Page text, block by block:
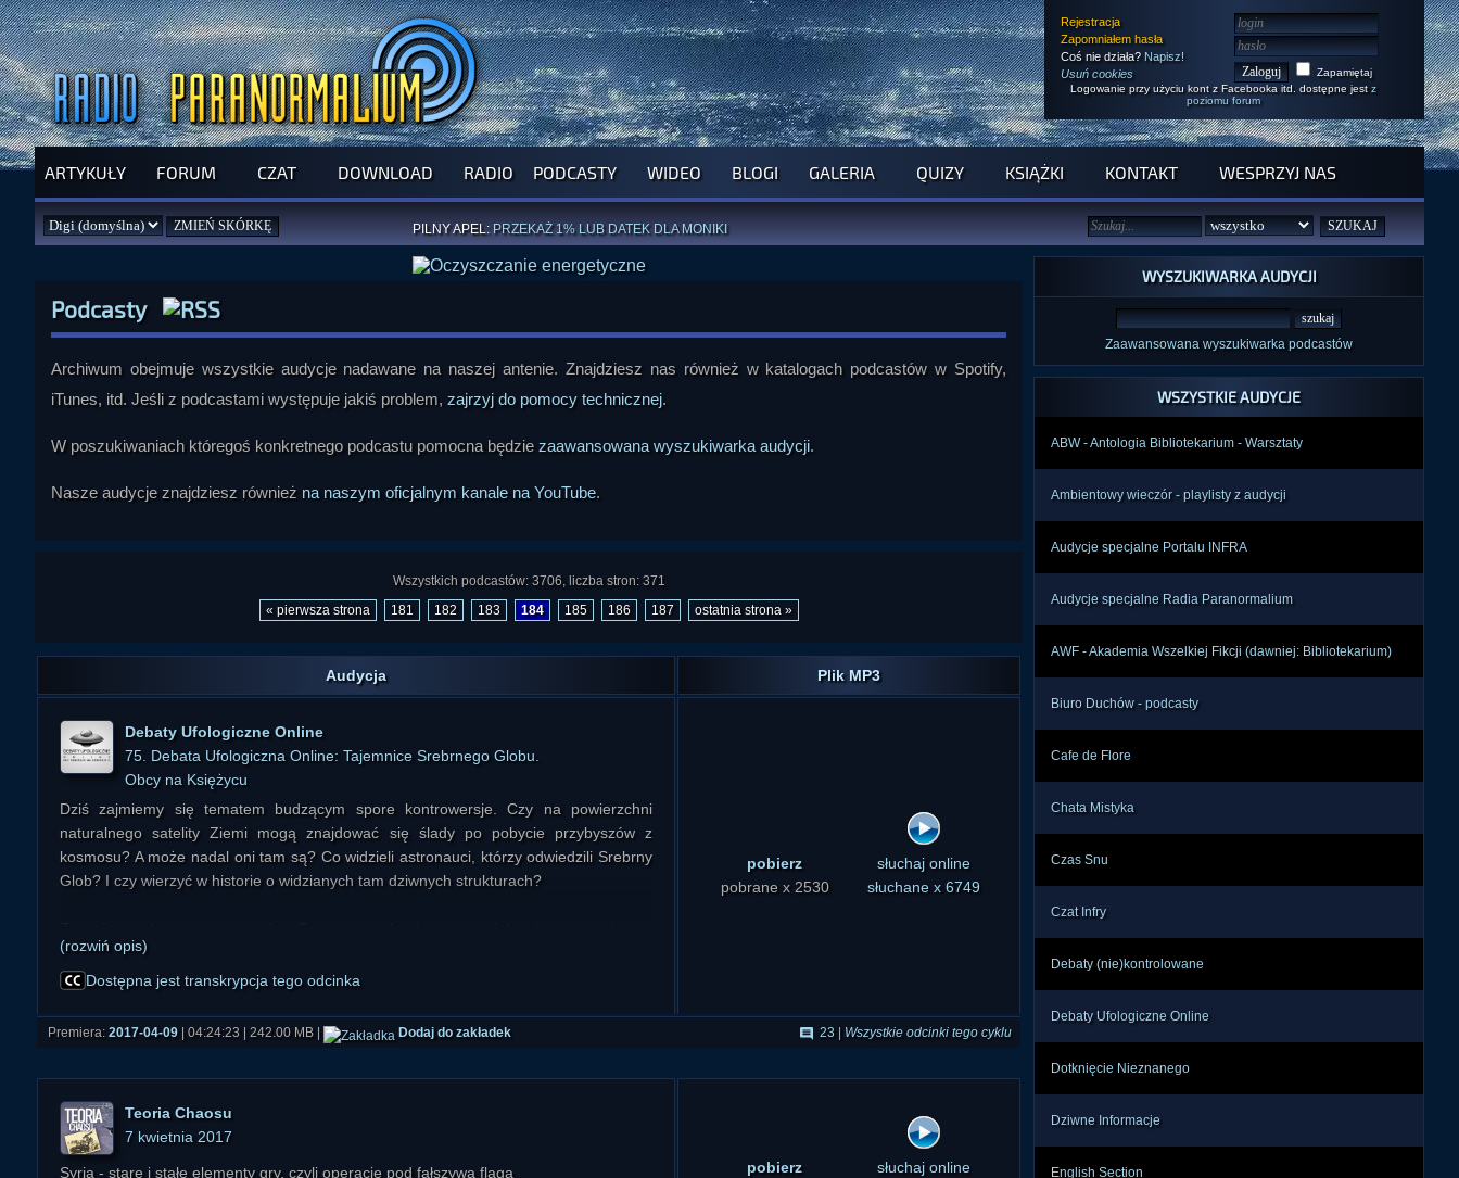
Rejestracja
Zapomniałem hasła
Coś nie działa? Napisz!
Usuń cookies
Zapamiętaj
Logowanie przy użyciu kont z Facebooka itd. dostępne jest z
poziomu forum
ARTYKUŁY FORUM CZAT DOWNLOAD RADIO PODCASTY WIDEO BLOGI GALERIA QUIZY KSIĄŻKI KONTAKT WESPRZYJ NAS
SPRAWDŹ PROGRAM NA NAJBLIŻSZY TYDZIEŃ
JUŻ DZIŚ WYPRÓBUJ NASZE OFICJALNE APLIKACJE
PILNY APEL: PRZEKAŻ 1% LUB DATEK DLA MONIKI
NOWE KSIĄŻKI AUTORSTWAA. MIAZGIID. TRELI
ZAŁOŻPARANORMALNEGO BLOGAI POCZUJ SIĘ JAK REDAKTOR
Podcasty
Archiwum obejmuje wszystkie audycje nadawane na naszej antenie. Znajdziesz nas również w katalogach podcastów w Spotify,
iTunes, itd. Jeśli z podcastami występuje jakiś problem, zajrzyj do pomocy technicznej.
W poszukiwaniach któregoś konkretnego podcastu pomocna będzie zaawansowana wyszukiwarka audycji.
Nasze audycje znajdziesz również na naszym oficjalnym kanale na YouTube.
Wszystkich podcastów: 3706, liczba stron: 371
« pierwsza strona
181 182 183 184 185 186 187 ostatnia strona »
Audycja Plik MP3
Debaty Ufologiczne Online
75. Debata Ufologiczna Online: Tajemnice Srebrnego Globu.
Obcy na Księżycu
Dziś zajmiemy się tematem budzącym spore kontrowersje. Czy na powierzchni
naturalnego satelity Ziemi mogą znajdować się ślady po pobycie przybyszów z
kosmosu? A może nadal oni tam są? Co widzieli astronauci, którzy odwiedzili Srebrny
Glob? I czy wierzyć w historie o widzianych tam dziwnych strukturach?
Ksieżyc jest zamieszkały? Dlaczego tak sądzono? I dlaczego przekonanie o tym było
najsilniejsze pod koniec XIX w.? Dlaczego Księżyc jest dla Ziemi taki ważny i pełni tak
Księżyc stał się tematem numer 1, kiedy okazało się, że Amerykanie przygotowują się
Co mówili astronauci Apollo 11 o dziwnych rzeczach widzianych na Księżycu?
Szczególnie wiele teorii krążyło wokół tego, co miał powiedzieć Buzz Aldrin. Czy
rzeczywiście natknęli się oni na UFO czy raczej na "księżycowe światła", które od
(rozwiń opis)
Dostępna jest transkrypcja tego odcinka
pobierz
pobrane x 2530
słuchaj online
słuchane x 6749
Premiera: 2017-04-09 | 04:24:23 | 242.00 MB | Dodaj do zakładek 23 Wszystkie odcinki tego cyklu
Teoria Chaosu
7 kwietnia 2017
Syria - stare i stałe elementy gry, czyli operacje pod fałszywą flagą
pobierz
słuchaj online
WYSZUKIWARKA AUDYCJI
Zaawansowana wyszukiwarka podcastów
WSZYSTKIE AUDYCJE
ABW - Antologia Bibliotekarium - Warsztaty
Ambientowy wieczór - playlisty z audycji
Audycje specjalne Portalu INFRA
Audycje specjalne Radia Paranormalium
AWF - Akademia Wszelkiej Fikcji (dawniej: Bibliotekarium)
Biuro Duchów - podcasty
Cafe de Flore
Chata Mistyka
Czas Snu
Czat Infry
Debaty (nie)kontrolowane
Debaty Ufologiczne Online
Dotknięcie Nieznanego
Dziwne Informacje
English Section